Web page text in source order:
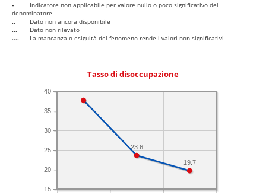
-
Indicatore non applicabile per valore nullo o poco significativo del
denominatore
..
Dato non ancora disponibile
...
Dato non rilevato
....
La mancanza o esiguità del fenomeno rende i valori non significativi
Tasso di disoccupazione
15
20
25
30
35
40
19.7
23.6